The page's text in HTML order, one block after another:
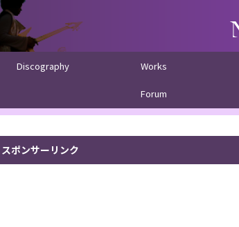
Discography Works
Forum
スポンサーリンク